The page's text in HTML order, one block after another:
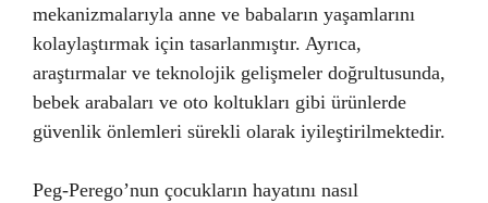
mekanizmalarıyla anne ve babaların yaşamlarını
kolaylaştırmak için tasarlanmıştır. Ayrıca,
araştırmalar ve teknolojik gelişmeler doğrultusunda,
bebek arabaları ve oto koltukları gibi ürünlerde
güvenlik önlemleri sürekli olarak iyileştirilmektedir.
Peg-Perego’nun çocukların hayatını nasıl